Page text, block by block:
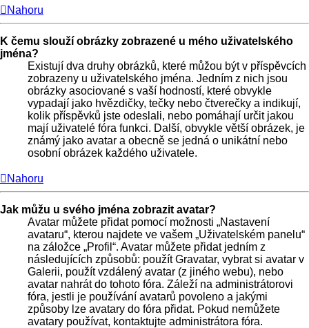
Nahoru
K čemu slouží obrázky zobrazené u mého uživatelského
jména?
Existují dva druhy obrázků, které můžou být v příspěvcích
zobrazeny u uživatelského jména. Jedním z nich jsou
obrázky asociované s vaší hodností, které obvykle
vypadají jako hvězdičky, tečky nebo čtverečky a indikují,
kolik příspěvků jste odeslali, nebo pomáhají určit jakou
mají uživatelé fóra funkci. Další, obvykle větší obrázek, je
známý jako avatar a obecně se jedná o unikátní nebo
osobní obrázek každého uživatele.
Nahoru
Jak můžu u svého jména zobrazit avatar?
Avatar můžete přidat pomocí možnosti „Nastavení
avataru“, kterou najdete ve vašem „Uživatelském panelu“
na záložce „Profil“. Avatar můžete přidat jedním z
následujících způsobů: použít Gravatar, vybrat si avatar v
Galerii, použít vzdálený avatar (z jiného webu), nebo
avatar nahrát do tohoto fóra. Záleží na administrátorovi
fóra, jestli je používání avatarů povoleno a jakými
způsoby lze avatary do fóra přidat. Pokud nemůžete
avatary používat, kontaktujte administrátora fóra.